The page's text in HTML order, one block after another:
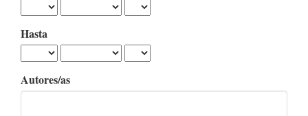
Hasta
Autores/as